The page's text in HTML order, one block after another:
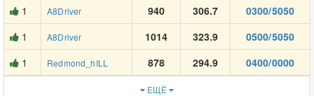
1
A8Driver 940 306.7
0300/5050
1
A8Driver 1014 323.9
0500/5050
1
Redmond_hILL 878 294.9 0400/0000
ЕЩЁ